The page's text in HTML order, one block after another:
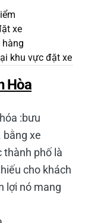
xe
khu vực đặt xe
Hòa
:bưu
bằng xe
thành phố là
cho khách
lợi nó mang